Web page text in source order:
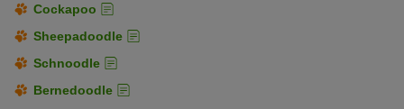
Behandlung
Cockapoo
Sheepadoodle
Schnoodle
Bernedoodle